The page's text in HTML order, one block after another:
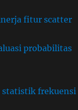
fitur scatter
probabilitas
statistik frekuensi